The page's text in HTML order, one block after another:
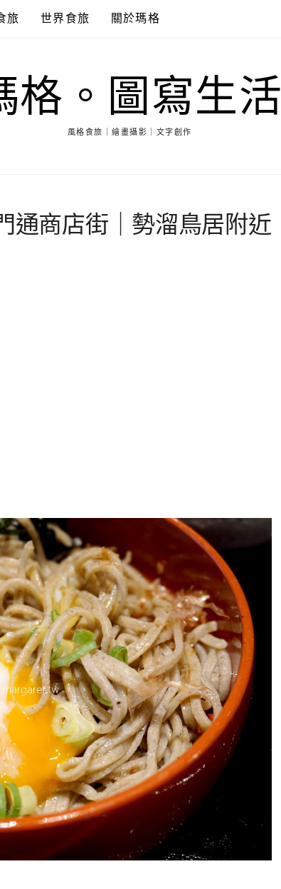
旅 世界食旅 關於瑪格
格。圖寫生活
風格食旅｜繪畫攝影｜文字創作
通商店街｜勢溜鳥居附近